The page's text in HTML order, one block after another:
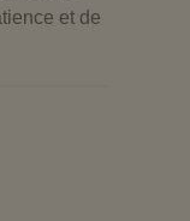
et de